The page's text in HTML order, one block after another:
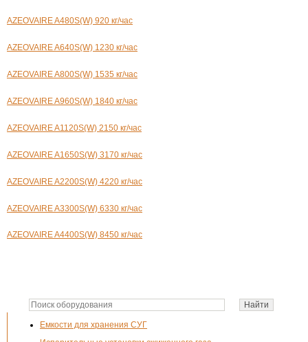
Емкости для хранения СУГ
AZEOVAIRE A480S(W) 920 кг/час
AZEOVAIRE A640S(W) 1230 кг/час
AZEOVAIRE A800S(W) 1535 кг/час
AZEOVAIRE A960S(W) 1840 кг/час
AZEOVAIRE A1120S(W) 2150 кг/час
AZEOVAIRE A1650S(W) 3170 кг/час
AZEOVAIRE A2200S(W) 4220 кг/час
AZEOVAIRE A3300S(W) 6330 кг/час
AZEOVAIRE A4400S(W) 8450 кг/час